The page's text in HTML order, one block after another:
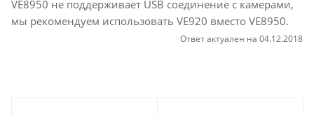
VE8950 не поддерживает USB соединение с камерами,
мы рекомендуем использовать VE920 вместо VE8950.
Ответ актуален на 04.12.2018